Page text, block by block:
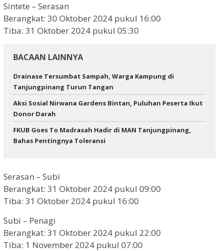
Sintete – Serasan
Berangkat: 30 Oktober 2024 pukul 16:00
Tiba: 31 Oktober 2024 pukul 05:30
BACAAN LAINNYA
Drainase Tersumbat Sampah, Warga Kampung di
Tanjungpinang Turun Tangan
Aksi Sosial Nirwana Gardens Bintan, Puluhan Peserta Ikut
Donor Darah
FKUB Goes To Madrasah Hadir di MAN Tanjungpinang,
Bahas Pentingnya Toleransi
Serasan – Subi
Berangkat: 31 Oktober 2024 pukul 09:00
Tiba: 31 Oktober 2024 pukul 16:00
Subi – Penagi
Berangkat: 31 Oktober 2024 pukul 22:00
Tiba: 1 November 2024 pukul 07:00